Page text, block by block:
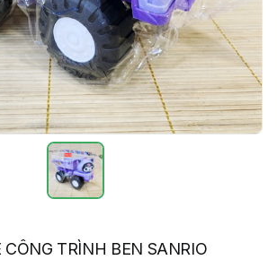
TRÌNH BEN SANRIO